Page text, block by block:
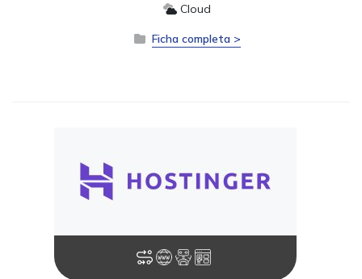
Cloud
Ficha completa >